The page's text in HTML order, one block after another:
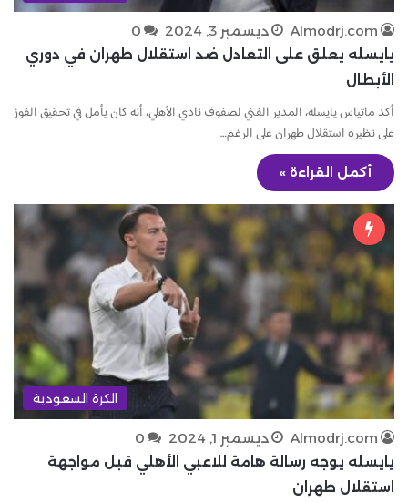
Almodrj.com ديسمبر 3, 2024
0
يايسله يعلق على التعادل ضد استقلال طهران في دوري
الأبطال
أكد ماتياس يايسله، المدير الفني لصفوف نادي الأهلي، أنه كان يأمل في تحقيق الفوز
على نظيره استقلال طهران على الرغم…
أكمل القراءة »
الكرة السعودية
Almodrj.com ديسمبر 1, 2024
0
يايسله يوجه رسالة هامة للاعبي الأهلي قبل مواجهة
استقلال طهران